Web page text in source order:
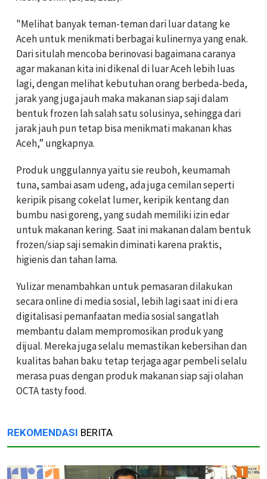
"Melihat banyak teman-teman dari luar datang ke
Aceh untuk menikmati berbagai kulinernya yang enak.
Dari situlah mencoba berinovasi bagaimana caranya
agar makanan kita ini dikenal di luar Aceh lebih luas
lagi, dengan melihat kebutuhan orang berbeda-beda,
jarak yang juga jauh maka makanan siap saji dalam
bentuk frozen lah salah satu solusinya, sehingga dari
jarak jauh pun tetap bisa menikmati makanan khas
Aceh,” ungkapnya.
Produk unggulannya yaitu sie reuboh, keumamah
tuna, sambai asam udeng, ada juga cemilan seperti
keripik pisang cokelat lumer, keripik kentang dan
bumbu nasi goreng, yang sudah memiliki izin edar
untuk makanan kering. Saat ini makanan dalam bentuk
frozen/siap saji semakin diminati karena praktis,
higienis dan tahan lama.
Yulizar menambahkan untuk pemasaran dilakukan
secara online di media sosial, lebih lagi saat ini di era
digitalisasi pemanfaatan media sosial sangatlah
membantu dalam mempromosikan produk yang
dijual. Mereka juga selalu memastikan kebersihan dan
kualitas bahan baku tetap terjaga agar pembeli selalu
merasa puas dengan produk makanan siap saji olahan
OCTA tasty food.
REKOMENDASI BERITA